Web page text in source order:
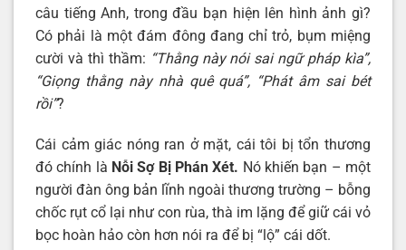
câu tiếng Anh, trong đầu bạn hiện lên hình ảnh gì?
Có phải là một đám đông đang chỉ trỏ, bụm miệng
cười và thì thầm: “Thằng này nói sai ngữ pháp kìa”,
“Giọng thằng này nhà quê quá”, “Phát âm sai bét
rồi”?
Cái cảm giác nóng ran ở mặt, cái tôi bị tổn thương
đó chính là Nỗi Sợ Bị Phán Xét. Nó khiến bạn – một
người đàn ông bản lĩnh ngoài thương trường – bỗng
chốc rụt cổ lại như con rùa, thà im lặng để giữ cái vỏ
bọc hoàn hảo còn hơn nói ra để bị “lộ” cái dốt.